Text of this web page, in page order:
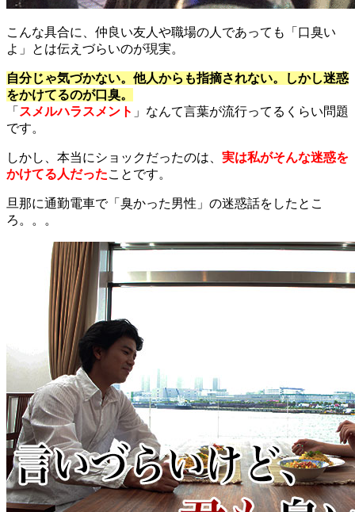
こんな具合に、仲良い友人や職場の人であっても「口臭い
よ」とは伝えづらいのが現実。
自分じゃ気づかない。他人からも指摘されない。しかし迷惑
をかけてるのが口臭。
「 スメルハラスメント 」なんて言葉が流行ってるくらい問題
です。
しかし、本当にショックだったのは、 実は私がそんな迷惑を
かけてる人だったことです。
旦那に通勤電車で「臭かった男性」の迷惑話をしたとこ
ろ。。。